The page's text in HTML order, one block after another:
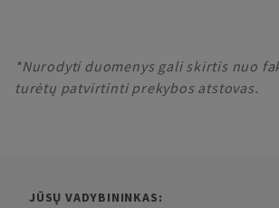
*Nurodyti duomenys gali skirtis nuo
turėtų patvirtinti prekybos atstovas.
JŪSŲ VADYBININKAS: